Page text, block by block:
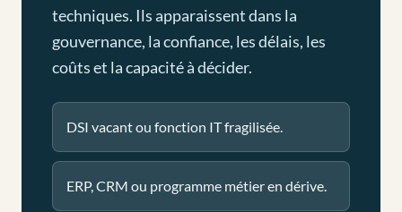
techniques. Ils apparaissent dans la
gouvernance, la confiance, les délais, les
coûts et la capacité à décider.
DSI vacant ou fonction IT fragilisée.
ERP, CRM ou programme métier en dérive.